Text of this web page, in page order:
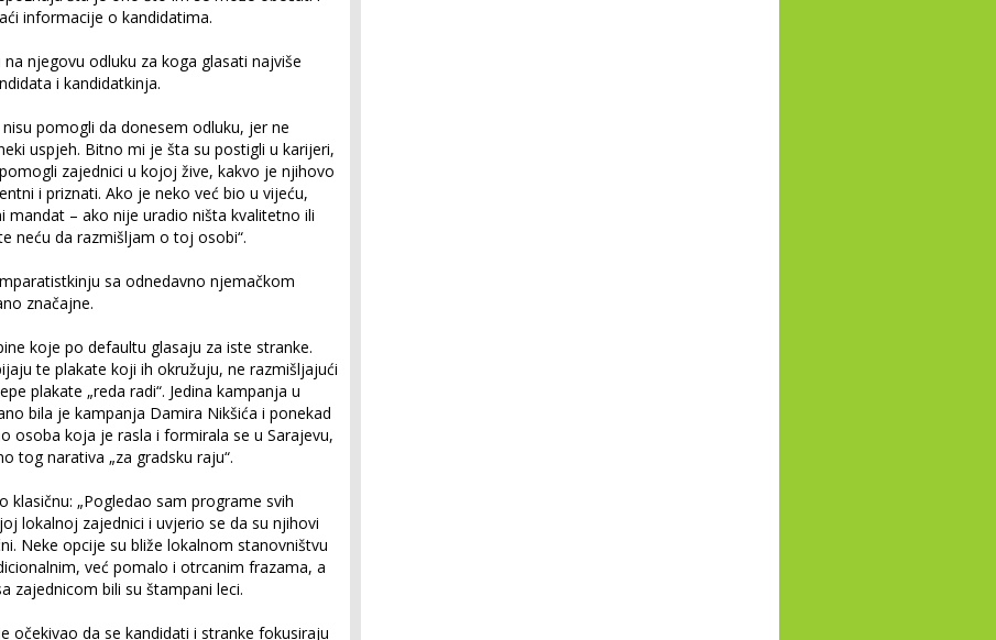
informacije o kandidatima.
njegovu odluku za koga glasati najviše
i kandidatkinja.
pomogli da donesem odluku, jer ne
uspjeh. Bitno mi je šta su postigli u karijeri,
zajednici u kojoj žive, kakvo je njihovo
i priznati. Ako je neko već bio u vijeću,
mandat – ako nije uradio ništa kvalitetno ili
neću da razmišljam o toj osobi“.
sa odnedavno njemačkom
značajne.
koje po defaultu glasaju za iste stranke.
te plakate koji ih okružuju, ne razmišljajući
plakate „reda radi“. Jedina kampanja u
bila je kampanja Damira Nikšića i ponekad
osoba koja je rasla i formirala se u Sarajevu,
tog narativa „za gradsku raju“.
klasičnu: „Pogledao sam programe svih
lokalnoj zajednici i uvjerio se da su njihovi
Neke opcije su bliže lokalnom stanovništvu
već pomalo i otrcanim frazama, a
zajednicom bili su štampani leci.
očekivao da se kandidati i stranke fokusiraju